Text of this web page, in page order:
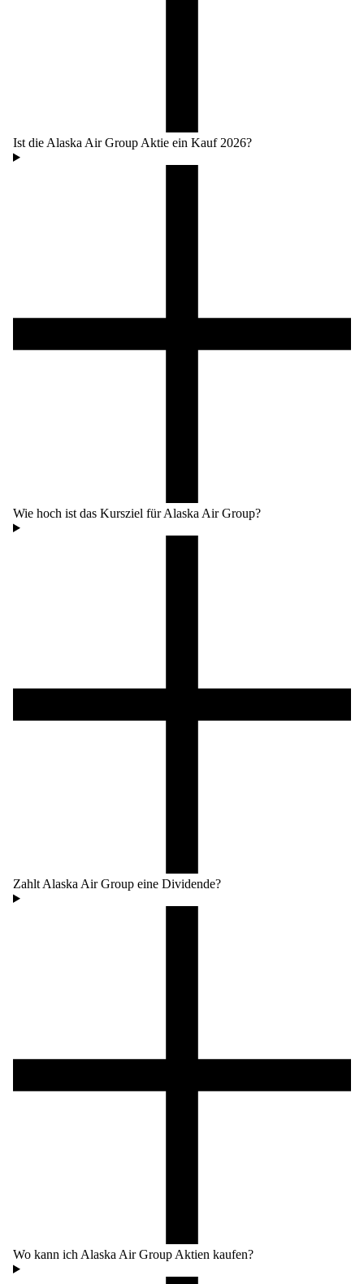
Ist die Alaska Air Group Aktie ein Kauf 2026?
Wie hoch ist das Kursziel für Alaska Air Group?
Zahlt Alaska Air Group eine Dividende?
Wo kann ich Alaska Air Group Aktien kaufen?